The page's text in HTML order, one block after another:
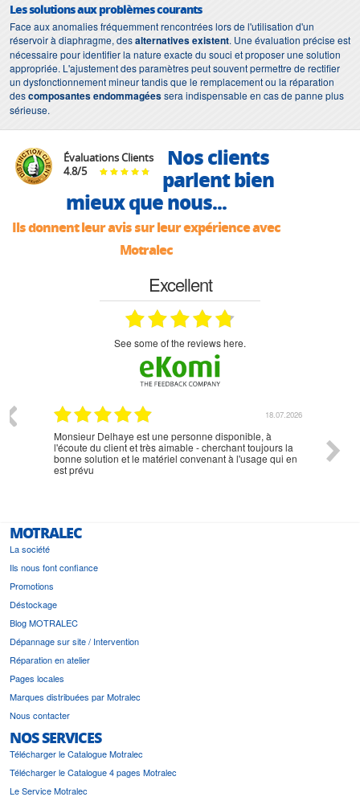
Les solutions aux problèmes courants
Face aux anomalies fréquemment rencontrées lors de l'utilisation d'un
réservoir à diaphragme, desalternatives existent. Une évaluation précise est
nécessaire pour identifier la nature exacte du souci et proposer une solution
appropriée. L'ajustement des paramètres peut souvent permettre de rectifier
un dysfonctionnement mineur tandis que le remplacement ou la réparation
descomposantes endommagéessera indispensable en cas de panne plus
sérieuse.
Évaluations Clients
4.8/5
Nos clients
parlent bien
mieux que nous...
Ils donnent leur avis sur leur expérience avec
Motralec
Excellent
see some of the reviews here.
18.07.2026
Monsieur Delhaye est une personne disponible, à
l'écoute du client et très aimable - cherchant toujours la
bonne solution et le matériel convenant à l'usage qui en
est prévu
MOTRALEC
La société
Ils nous font confiance
Promotions
Déstockage
Blog MOTRALEC
Dépannage sur site / Intervention
Réparation en atelier
Pages locales
Marques distribuées par Motralec
Nous contacter
NOS SERVICES
Télécharger le Catalogue Motralec
Télécharger le Catalogue 4 pages Motralec
Le Service Motralec